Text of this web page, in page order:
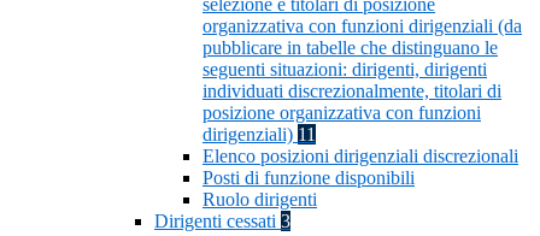
selezione e titolari di posizione
organizzativa con funzioni dirigenziali (da
pubblicare in tabelle che distinguano le
seguenti situazioni: dirigenti, dirigenti
individuati discrezionalmente, titolari di
posizione organizzativa con funzioni
dirigenziali) 11
Elenco posizioni dirigenziali discrezionali
Posti di funzione disponibili
Ruolo dirigenti
Dirigenti cessati 3